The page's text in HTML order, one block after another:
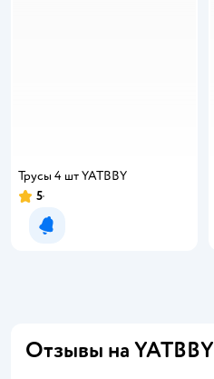
Трусы 4 шт YATBBY
Рейтинг:
5
Уведомить о появлении
Отзывы на YATBBY